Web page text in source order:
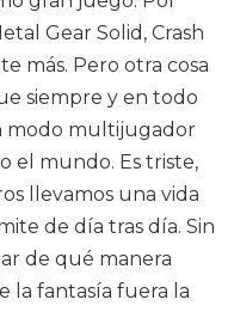
Gear Solid, Crash
más. Pero otra cosa
siempre y en todo
modo multijugador
el mundo. Es triste,
llevamos una vida
de día tras día. Sin
de qué manera
la fantasía fuera la